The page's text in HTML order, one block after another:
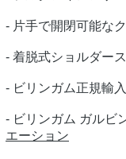
- 片手で開閉可能な
- 着脱式ショルダー
- ビリンガム正規輸
- ビリンガム ガルビ
エーション